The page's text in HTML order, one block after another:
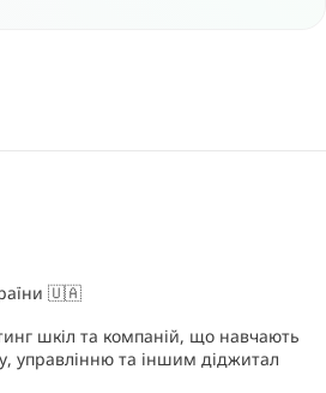
🇺🇦
шкіл та компаній, що навчають
управлінню та іншим діджитал